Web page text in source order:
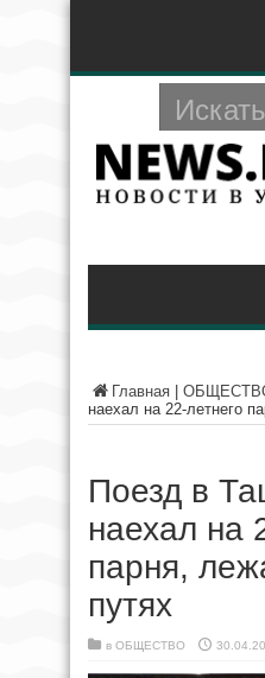
Главная
наехал на 22-летнего
Поезд в
наехал на
парня,
путях
в ОБЩЕСТВО